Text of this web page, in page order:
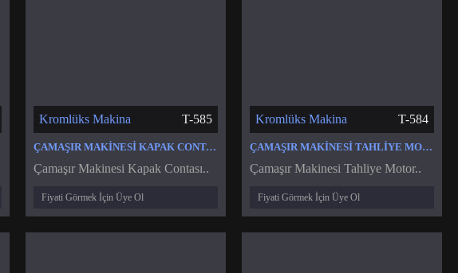
Kromlüks Makina T-585
ÇAMAŞIR MAKINESI KAPAK CONTASI
Çamaşır Makinesi Kapak Contası..
Fiyati Görmek İçin Üye Ol
Kromlüks Makina T-584
ÇAMAŞIR MAKINESI TAHLIYE MOTORU VANASI POMPASI
Çamaşır Makinesi Tahliye Motor..
Fiyati Görmek İçin Üye Ol